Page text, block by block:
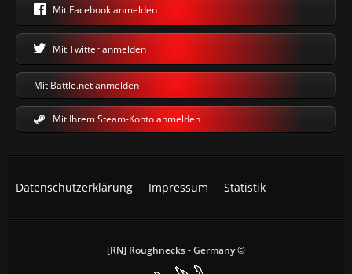
Mit Facebook anmelden
Mit Twitter anmelden
Mit Battle.net anmelden
Mit Ihrem Steam-Konto anmelden
Datenschutzerklärung Impressum Statistik
[RN] Roughnecks - Germany ©